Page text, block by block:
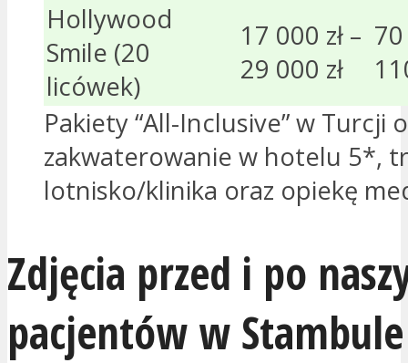
Hollywood
Smile (20
licówek)
17 000 zł –
29 000 zł
70
Pakiety “All-Inclusive” w Turcji
zakwaterowanie w hotelu 5*,
lotnisko/klinika oraz opiekę
Zdjęcia przed i po
pacjentów w Stambule